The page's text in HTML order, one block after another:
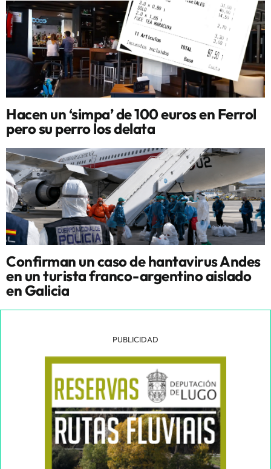
Hacen un ‘simpa’ de 100 euros en Ferrol
pero su perro los delata
Confirman un caso de hantavirus Andes
en un turista franco-argentino aislado
en Galicia
PUBLICIDAD